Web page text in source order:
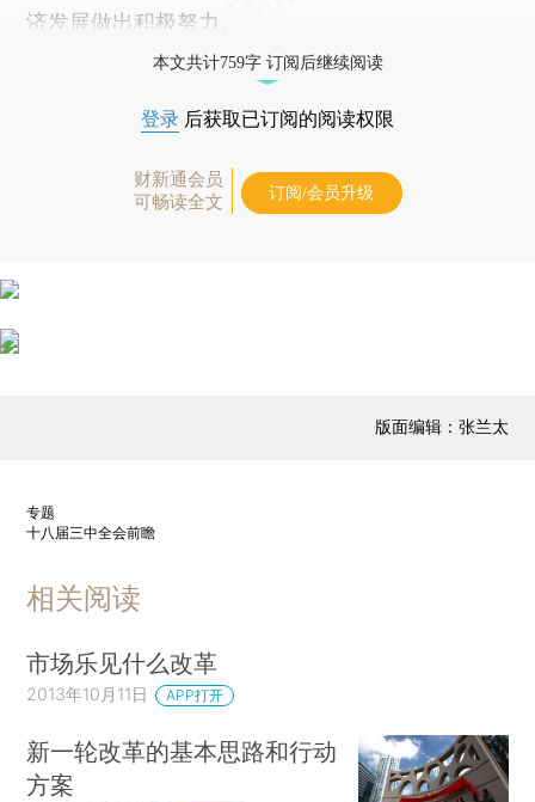
济发展做出积极努力。
本文共计759字 订阅后继续阅读
登录 后获取已订阅的阅读权限
财新通会员
可畅读全文
订阅/会员升级
版面编辑：张兰太
专题
十八届三中全会前瞻
相关阅读
市场乐见什么改革
2013年10月11日 APP打开
新一轮改革的基本思路和行动
方案